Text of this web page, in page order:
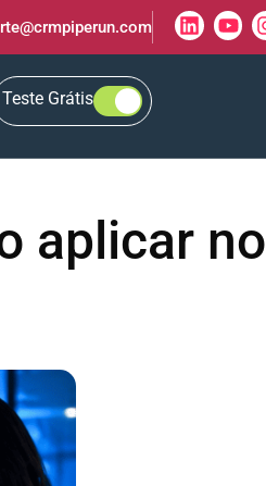
Teste Grátis
aplicar no